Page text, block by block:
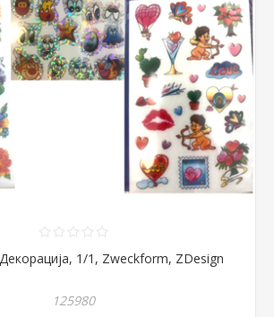
1/1, Zweckform, ZDesign
125980